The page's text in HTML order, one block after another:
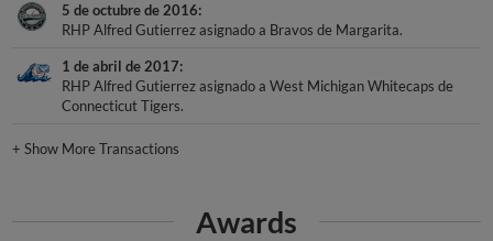
5 de octubre de 2016
RHP Alfred Gutierrez asignado a Bravos de Margarita.
1 de abril de 2017
RHP Alfred Gutierrez asignado a West Michigan Whitecaps de
Connecticut Tigers.
+Show More Transactions
Awards